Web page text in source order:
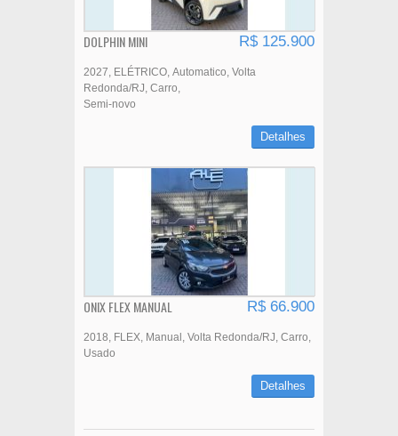
DOLPHIN MINI R$ 125.900
2027 ELÉTRICO Automatico Volta
Redonda/RJ Carro
Semi-novo
Detalhes
ONIX FLEX MANUAL R$ 66.900
2018 FLEX Manual Volta Redonda/RJ Carro
Usado
Detalhes